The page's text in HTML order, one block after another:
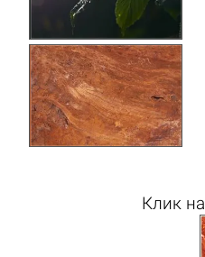
Клик на